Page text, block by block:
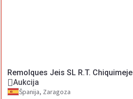
Remolques Jeis SL R.T. Chiquimeje
Aukcija
Španija, Zaragoza